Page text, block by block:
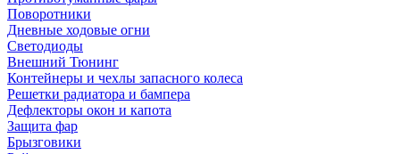
Поворотники
Дневные ходовые огни
Светодиоды
Внешний Тюнинг
Контейнеры и чехлы запасного колеса
Решетки радиатора и бампера
Дефлекторы окон и капота
Защита фар
Брызговики